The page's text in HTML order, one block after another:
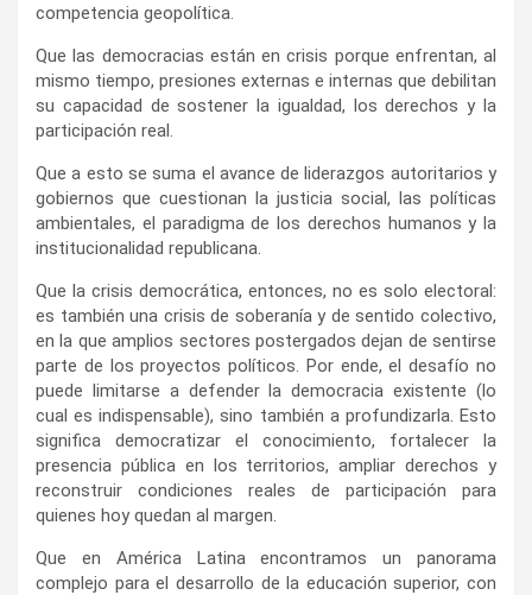
competencia geopolítica.
Que las democracias están en crisis porque enfrentan, al
mismo tiempo, presiones externas e internas que debilitan
su capacidad de sostener la igualdad, los derechos y la
participación real.
Que a esto se suma el avance de liderazgos autoritarios y
gobiernos que cuestionan la justicia social, las políticas
ambientales, el paradigma de los derechos humanos y la
institucionalidad republicana.
Que la crisis democrática, entonces, no es solo electoral:
es también una crisis de soberanía y de sentido colectivo,
en la que amplios sectores postergados dejan de sentirse
parte de los proyectos políticos. Por ende, el desafío no
puede limitarse a defender la democracia existente (lo
cual es indispensable), sino también a profundizarla. Esto
significa democratizar el conocimiento, fortalecer la
presencia pública en los territorios, ampliar derechos y
reconstruir condiciones reales de participación para
quienes hoy quedan al margen.
Que en América Latina encontramos un panorama
complejo para el desarrollo de la educación superior, con